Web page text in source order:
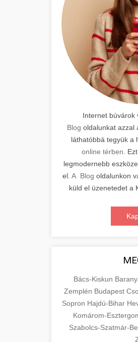
Internet búvárok
Blog oldalunkat azzal
láthatóbbá tegyük a
online térben . Ezt
legmodernebb
el. A Blog oldalunkon
küld el üzenetedet a
Bács-Kiskun
Zemplén Budapest
Sopron Hajdú-Bihar
Komárom-
Szabolcs-Szatmár-